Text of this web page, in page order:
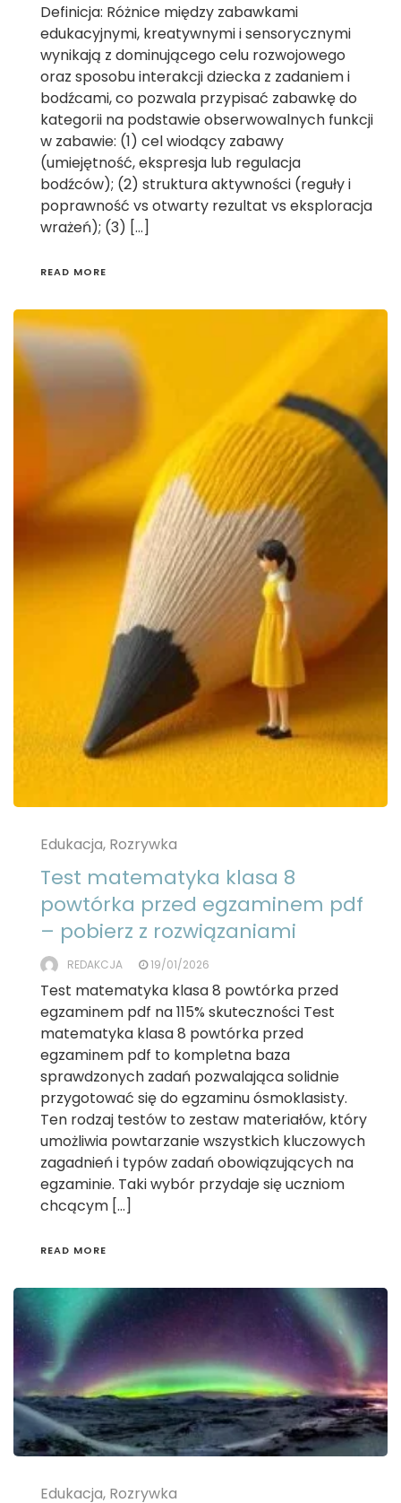
Definicja: Różnice między zabawkami
edukacyjnymi, kreatywnymi i sensorycznymi
wynikają z dominującego celu rozwojowego
oraz sposobu interakcji dziecka z zadaniem i
bodźcami, co pozwala przypisać zabawkę do
kategorii na podstawie obserwowalnych funkcji
w zabawie: (1) cel wiodący zabawy
(umiejętność, ekspresja lub regulacja
bodźców); (2) struktura aktywności (reguły i
poprawność vs otwarty rezultat vs eksploracja
wrażeń); (3) […]
READ MORE
Edukacja, Rozrywka
Test matematyka klasa 8
powtórka przed egzaminem pdf
– pobierz z rozwiązaniami
REDAKCJA 19/01/2026
Test matematyka klasa 8 powtórka przed
egzaminem pdf na 115% skuteczności Test
matematyka klasa 8 powtórka przed
egzaminem pdf to kompletna baza
sprawdzonych zadań pozwalająca solidnie
przygotować się do egzaminu ósmoklasisty.
Ten rodzaj testów to zestaw materiałów, który
umożliwia powtarzanie wszystkich kluczowych
zagadnień i typów zadań obowiązujących na
egzaminie. Taki wybór przydaje się uczniom
chcącym […]
READ MORE
Edukacja, Rozrywka